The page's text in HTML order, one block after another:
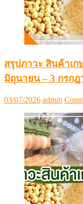
สรุปภาวะ สินค้าเ
มิถุนายน – 3 กรกฎ
Posted
03/07/2026 Author
admin